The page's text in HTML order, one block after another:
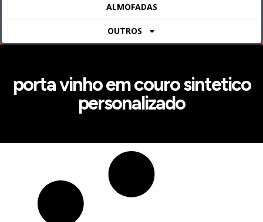
ALMOFADAS
OUTROS
porta vinho em couro sintetico
personalizado